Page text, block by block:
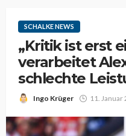
SCHALKE NEWS
„Kritik ist erst
verarbeitet
schlechte
Ingo Krüger 11. Januar